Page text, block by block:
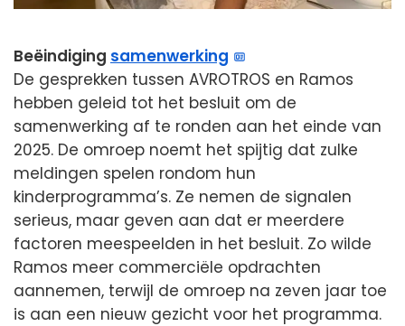
Beëindiging samenwerking
De gesprekken tussen AVROTROS en Ramos
hebben geleid tot het besluit om de
samenwerking af te ronden aan het einde van
2025. De omroep noemt het spijtig dat zulke
meldingen spelen rondom hun
kinderprogramma’s. Ze nemen de signalen
serieus, maar geven aan dat er meerdere
factoren meespeelden in het besluit. Zo wilde
Ramos meer commerciële opdrachten
aannemen, terwijl de omroep na zeven jaar toe
is aan een nieuw gezicht voor het programma.